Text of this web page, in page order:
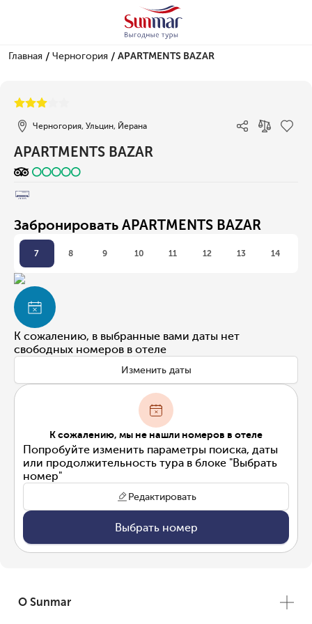
Главная / Черногория / APARTMENTS BAZAR
Черногория, Ульцин, Йерана
APARTMENTS BAZAR
Забронировать APARTMENTS BAZAR
7 8 9 10 11 12 13 14
К сожалению, в выбранные вами даты нет
свободных номеров в отеле
Изменить даты
К сожалению, мы не нашли номеров в отеле
Попробуйте изменить параметры поиска, даты
или продолжительность тура в блоке "Выбрать
номер"
Редактировать
Выбрать номер
О Sunmar